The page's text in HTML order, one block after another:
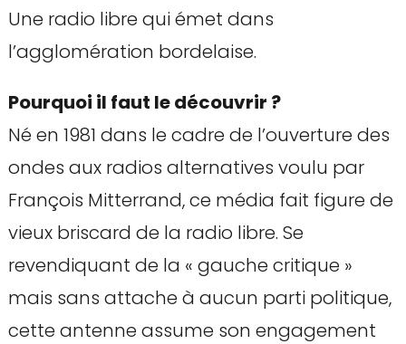
Une radio libre qui émet dans
l’agglomération bordelaise.
Pourquoi il faut le découvrir ?
Né en 1981 dans le cadre de l’ouverture des
ondes aux radios alternatives voulu par
François Mitterrand, ce média fait figure de
vieux briscard de la radio libre. Se
revendiquant de la « gauche critique »
mais sans attache à aucun parti politique,
cette antenne assume son engagement